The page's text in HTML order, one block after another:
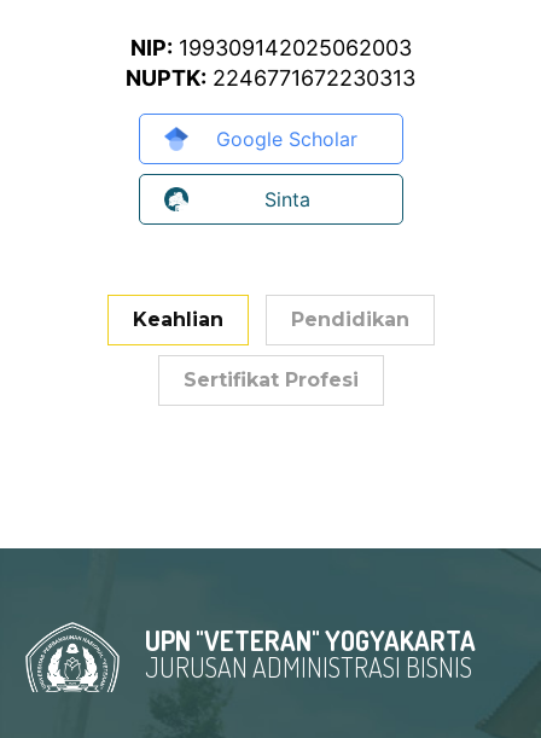
NIP: 199309142025062003
NUPTK: 2246771672230313
Google Scholar
Sinta
Keahlian Pendidikan
Sertifikat Profesi
UPN "VETERAN" YOGYAKARTA
JURUSAN ADMINISTRASI BISNIS